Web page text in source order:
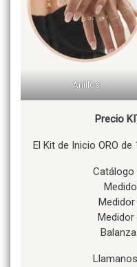
Anillos
Precio
El Kit de Inicio ORO
Catálogo